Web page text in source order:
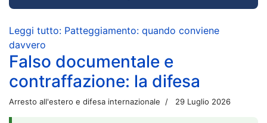
Leggi tutto: Patteggiamento: quando conviene
davvero
Falso documentale e
contraffazione: la difesa
Arresto all'estero e difesa internazionale 29 Luglio 2026